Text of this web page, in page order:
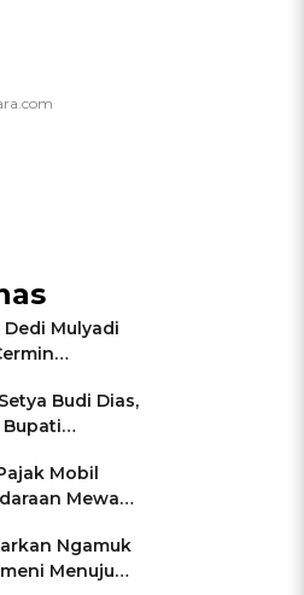
Dedi Mulyadi
Keamanan
Budi Dias,
Bupati
Mobil
Mewah
Ngamuk
Menuju